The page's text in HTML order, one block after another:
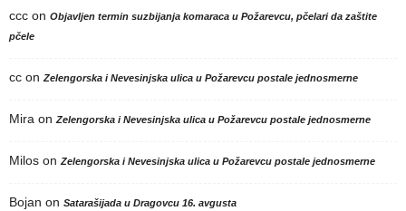
ccc on Objavljen termin suzbijanja komaraca u Požarevcu, pčelari da zaštite
pčele
cc onZelengorska i Nevesinjska ulica u Požarevcu postale jednosmerne
Mira onZelengorska i Nevesinjska ulica u Požarevcu postale jednosmerne
Milos onZelengorska i Nevesinjska ulica u Požarevcu postale jednosmerne
Bojan on Satarašijada u Dragovcu 16. avgusta